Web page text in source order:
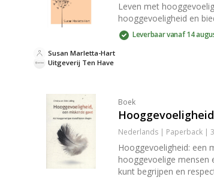
Leven met
hooggevoeligheid en
Leverbaar vanaf 14
Uitgeverij Ten Have
Susan Marletta-Hart
Boek
Nederlands | Paperback |
Hooggevoeligheid: een
hooggevoelige mensen
kunt begrijpen en